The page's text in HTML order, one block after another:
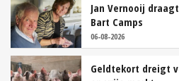
Jan Vernooij
Bart Camps
06-08-2026
Geldtekort dreigt